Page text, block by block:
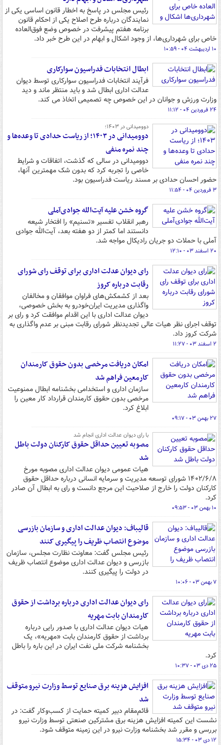
رئیس مجلس در پاسخ به اخطار قانون اساسی یکی از
نمایندگان درباره طرح اصلاح یکی از احکام قانون
برنامه هفتم پیشرفت در خصوص وضع فوق­‌العاده
خاص برای شهرداری‌ها، از وجود اشکال و ابهام در این طرح خبر داد.
۱۰ اردیبهشت ۰۴ - ۱۰:۵۹
ابطال انتخابات فدراسیون سوارکاری
فرآیند انتخابات فدراسیون سوارکاری توسط دیوان
عدالت اداری ابطال شد و باید منتظر ماند و دید
وزارت ورزش و جوانان در این خصوص چه تصمیمی اتخاذ می کند.
۲۴ فروردین ۰۴ - ۱۱:۱۲
دوومیدانی در ۱۴۰۳؛
دوومیدانی در ۱۴۰۳؛ از ریاست حدادی تا وعده‌ها و
چند نمره منفی
دوومیدانی در سالی که گذشت، اتفاقات و شرایط
خاصی را تجربه کرد که بدون شک مهمترین آنها،
حضور احسان حدادی بر مسند ریاست فدراسیون بود.
۳ فروردین ۰۴ - ۱۱:۵۴
گروه خشن علیه آیت‌الله جوادی‌آملی
رهبر انقلاب تفسیر «تسنیم» را افتخار شیعه
دانستند اما کمتر از دو هفته بعد، آیت‌الله جوادی
آملی با حملات دو جریان رادیکال مواجه شد.
۲۰ اسفند ۰۳ - ۱۲:۱۰
رای دیوان عدلت اداری برای توقف رای شورای
رقابت درباره کروز
بعد از کشمکش‌های فراوان موافقان و مخالفان
واگذاری مدیریت ایران‌خودرو به بخش خصوصی،
دیوان عدالت اداری با این اقدام موافقت کرد و رای بر
توقف اجرای نظر هیات عالی تجدیدنظر شورای رقابت مبنی بر عدم واگذاری به
شرکت کروز داد.
۲ اسفند ۰۳ - ۱۱:۲۷
امکان دریافت مرخصی بدون حقوق کارمندان
کارمعین فراهم شد
سازمان اداری و استخدامی بخشنامه ابطال ممنوعیت
مرخصی بدون حقوق کارمندان قرارداد کار معین را
ابلاغ کرد.
۲۷ بهمن ۰۳ - ۰۹:۱۷
با رای دیوان عدالت اداری انجام شد
مصوبه تعیین حداقل حقوق کارکنان دولت باطل
شد
هیات عمومی دیوان عدالت اداری مصوبه مورخ
۱۴۰۲/۶/۸ شورای توسعه مدیریت و سرمایه انسانی درباره حداقل حقوق
کارکنان دولت را خارج از صلاحیت این مرجع دانست و رای به ابطال آن صادر
کرد.
۱۰ بهمن ۰۳ - ۰۹:۵۳
قالیباف: دیوان عدالت اداری و سازمان بازرسی
موضوع انتصاب ظریف را پیگیری کنند
رئیس مجلس گفت: معاونت نظارت مجلس، سازمان
بازرسی و دیوان عدالت اداری موضوع انتصاب ظریف
در دولت را پیگیری کنند.
۷ بهمن ۰۳ - ۱۰:۰۶
رای دیوان عدالت اداری درباره برداشت از حقوق
کارمندان بابت مهریه
هیات دیوان عدالت اداری با صدور رایی درباره
برداشت از حقوق کارمندان بابت «مهریه»، یک
بخشنامه شرکت ملی نفت ایران در این باره را باطل
کرد.
۲۵ دی ۰۳ - ۱۰:۳۷
افزایش هزینه برق صنایع توسط وزارت نیرو متوقف
شد
قائم‌مقام دبیر کمیته حمایت از کسب‌وکار گفت: در
نشست این کمیته افزایش هزینه برق مشترکین صنعتی توسط وزارت نیرو
بررسی و مقرر شد بخشنامه وزارت نیرو در این زمینه متوقف شود.
۱۲ دی ۰۳ - ۱۵:۳۴